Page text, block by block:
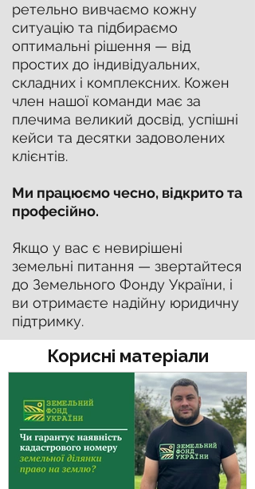
ретельно вивчаємо кожну
ситуацію та підбираємо
оптимальні рішення — від
простих до індивідуальних,
складних і комплексних. Кожен
член нашої команди має за
плечима великий досвід, успішні
кейси та десятки задоволених
клієнтів.
Ми працюємо чесно, відкрито та
професійно.
Якщо у вас є невирішені
земельні питання — звертайтеся
до Земельного Фонду України, і
ви отримаєте надійну юридичну
підтримку.
Корисні матеріали